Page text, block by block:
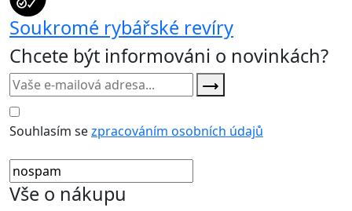
Soukromé rybářské revíry
Chcete být informováni o novinkách?
Souhlasím sezpracováním osobních údajů
Vše o nákupu